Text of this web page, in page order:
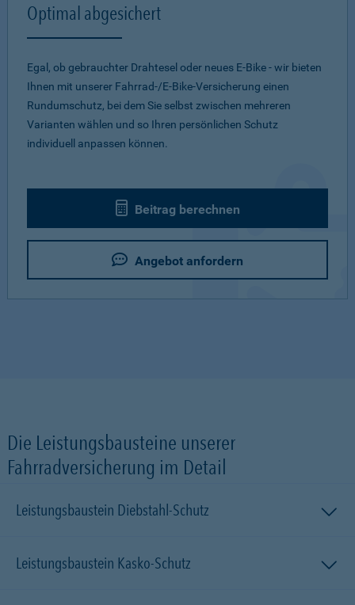
Optimal abgesichert
Egal, ob gebrauchter Drahtesel oder neues E-Bike - wir bieten
Ihnen mit unserer Fahrrad-/E-Bike-Versicherung einen
Rundumschutz, bei dem Sie selbst zwischen mehreren
Varianten wählen und so Ihren persönlichen Schutz
individuell anpassen können.
Beitrag berechnen
Angebot anfordern
Die Leistungsbausteine unserer
Fahrradversicherung im Detail
Leistungsbaustein Diebstahl-Schutz
Leistungsbaustein Kasko-Schutz